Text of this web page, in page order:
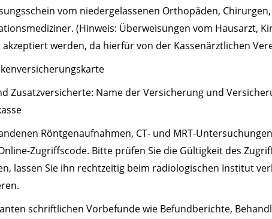
vom niedergelassenen Orthopäden,
(Hinweis: Überweisungen vom Hausarzt,
werden, da hierfür von der Kassenärztlichen
Zusatzversicherte: Name der Versicherung und
Röntgenaufnahmen, CT- und MRT-
Zugriffscode. Bitte prüfen Sie die Gültigkeit des
lassen Sie ihn rechtzeitig beim radiologischen Institut
schriftlichen Vorbefunde wie Befundberichte,